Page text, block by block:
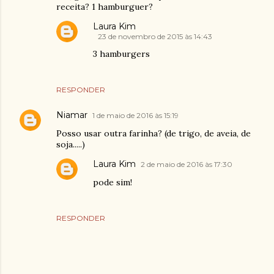
receita? 1 hamburguer?
RESPONDER
Laura Kim
23 de novembro de 2015 às 14:43
3 hamburgers
Niamar 1 de maio de 2016 às 15:19
Posso usar outra farinha? (de trigo, de aveia, de
soja.....)
RESPONDER
Laura Kim 2 de maio de 2016 às 17:30
pode sim!